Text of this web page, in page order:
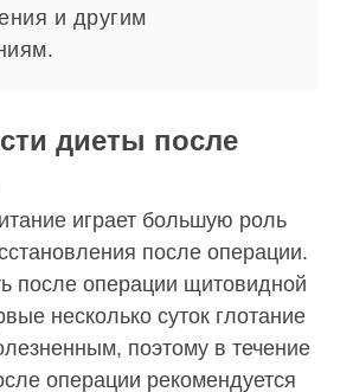
и другим
диеты после
играет большую роль
после операции.
после операции щитовидной
несколько суток глотание
поэтому в течение
операции рекомендуется